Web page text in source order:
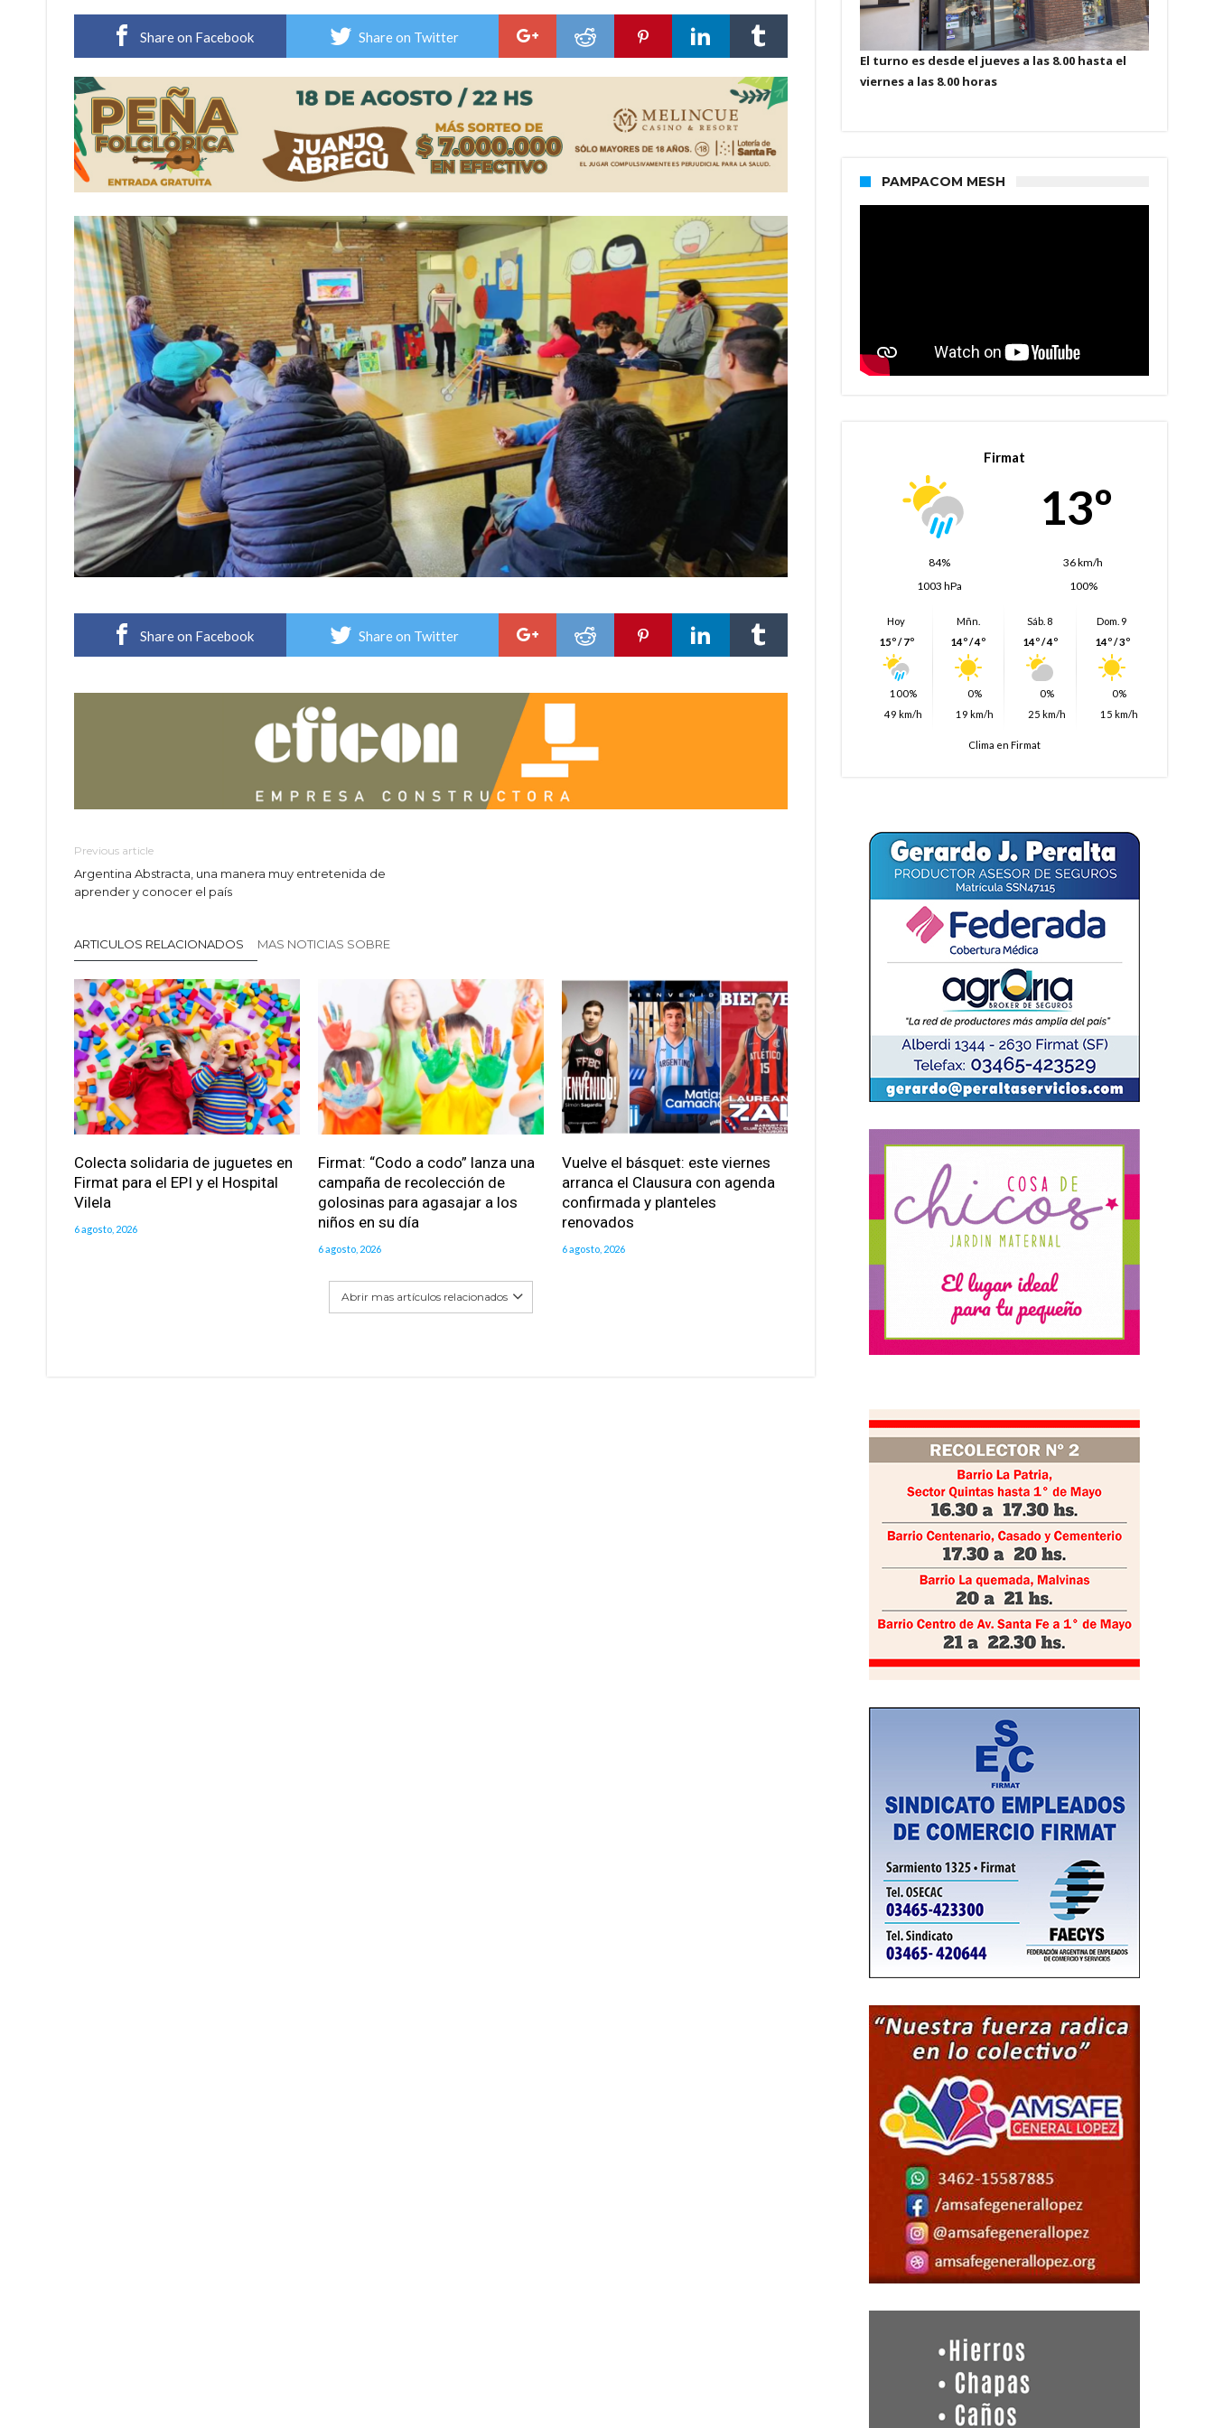
Share on Facebook Share on Twitter
Share on Facebook Share on Twitter
Previous article
Argentina Abstracta, una manera muy entretenida de
aprender y conocer el país
ARTICULOS RELACIONADOS MAS NOTICIAS SOBRE
Colecta solidaria de juguetes en
Firmat para el EPI y el Hospital
Vilela
6 agosto, 2026
Firmat: “Codo a codo” lanza una
campaña de recolección de
golosinas para agasajar a los
niños en su día
6 agosto, 2026
Vuelve el básquet: este viernes
arranca el Clausura con agenda
confirmada y planteles
renovados
6 agosto, 2026
Abrir mas artículos relacionados
El turno es desde el jueves a las 8.00 hasta el
viernes a las 8.00 horas
PAMPACOM MESH
Firmat
13º
84%
36 km/h
1003 hPa
100%
Hoy
15º / 7º
100%
49 km/h
Mñn.
14º / 4º
0%
19 km/h
Sáb. 8
14º / 4º
0%
25 km/h
Dom. 9
14º / 3º
0%
15 km/h
Clima en Firmat